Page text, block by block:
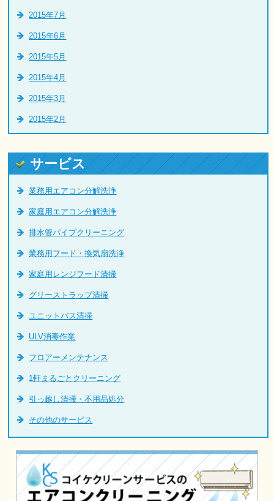
2015年7月
2015年6月
2015年5月
2015年4月
2015年3月
2015年2月
サービス
業務用エアコン分解洗浄
家庭用エアコン分解洗浄
排水管パイプクリーニング
業務用フード・換気扇洗浄
家庭用レンジフード清掃
グリーストラップ清掃
ユニットバス清掃
ULV消毒作業
フロアーメンテナンス
1軒まるごとクリーニング
引っ越し清掃・不用品処分
その他のサービス